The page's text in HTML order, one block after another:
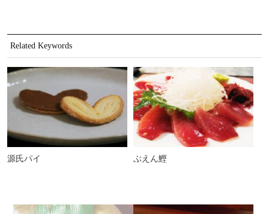
Related Keywords
源氏パイ ぶえん鰹